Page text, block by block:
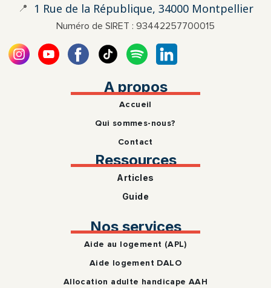
📍 1 Rue de la République, 34000 Montpellier
Numéro de SIRET : 93442257700015
A propos
Accueil
Qui sommes-nous?
Contact
Ressources
Articles
Guide
Nos services
Aide au logement (APL)
Aide logement DALO
Allocation adulte handicape AAH